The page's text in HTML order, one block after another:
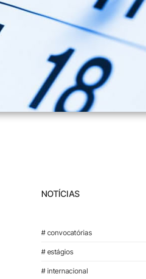
NOTÍCIAS
# convocatórias
# estágios
# internacional